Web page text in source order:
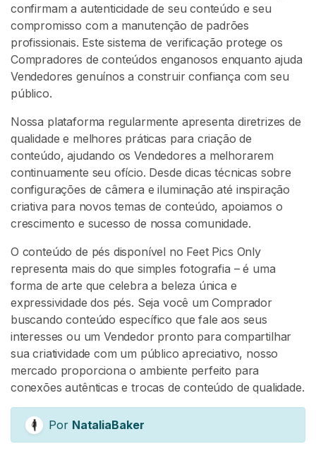
confirmam a autenticidade de seu conteúdo e seu
compromisso com a manutenção de padrões
profissionais. Este sistema de verificação protege os
Compradores de conteúdos enganosos enquanto ajuda
Vendedores genuínos a construir confiança com seu
público.
Nossa plataforma regularmente apresenta diretrizes de
qualidade e melhores práticas para criação de
conteúdo, ajudando os Vendedores a melhorarem
continuamente seu ofício. Desde dicas técnicas sobre
configurações de câmera e iluminação até inspiração
criativa para novos temas de conteúdo, apoiamos o
crescimento e sucesso de nossa comunidade.
O conteúdo de pés disponível no Feet Pics Only
representa mais do que simples fotografia – é uma
forma de arte que celebra a beleza única e
expressividade dos pés. Seja você um Comprador
buscando conteúdo específico que fale aos seus
interesses ou um Vendedor pronto para compartilhar
sua criatividade com um público apreciativo, nosso
mercado proporciona o ambiente perfeito para
conexões autênticas e trocas de conteúdo de qualidade.
Por NataliaBaker